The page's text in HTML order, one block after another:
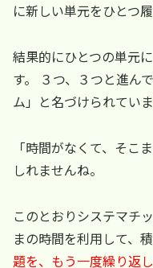
に新しい単元をひとつ
結果的にひとつの単元
す。 ３つ、３つと進ん
ム」と名づけられていま
「時間がなくて、そこ
しれませんね。
このとおりシステマチ
まの時間を利用して、
題を、もう一度繰り返